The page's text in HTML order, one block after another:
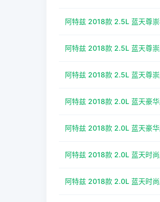
阿特兹 2018款 2.5L 蓝天尊
阿特兹 2018款 2.5L 蓝天尊
阿特兹 2018款 2.5L 蓝天尊
阿特兹 2018款 2.0L 蓝天豪
阿特兹 2018款 2.0L 蓝天豪
阿特兹 2018款 2.0L 蓝天时
阿特兹 2018款 2.0L 蓝天时